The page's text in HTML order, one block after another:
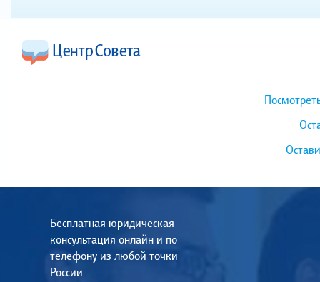
Бесплатная юридическая
консультация онлайн и по
телефону из любой точки
России